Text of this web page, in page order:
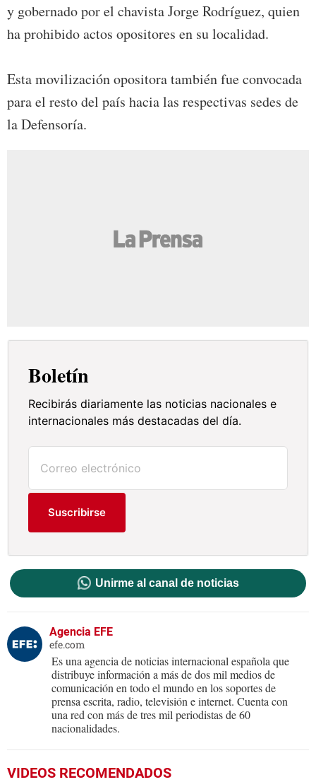
y gobernado por el chavista Jorge Rodríguez, quien
ha prohibido actos opositores en su localidad.
Esta movilización opositora también fue convocada
para el resto del país hacia las respectivas sedes de
la Defensoría.
Boletín
Recibirás diariamente las noticias nacionales e
internacionales más destacadas del día.
Suscribirse
Unirme al canal de noticias
Agencia EFE
efe.com
Es una agencia de noticias internacional española que
distribuye información a más de dos mil medios de
comunicación en todo el mundo en los soportes de
prensa escrita, radio, televisión e internet. Cuenta con
una red con más de tres mil periodistas de 60
nacionalidades.
VIDEOS RECOMENDADOS